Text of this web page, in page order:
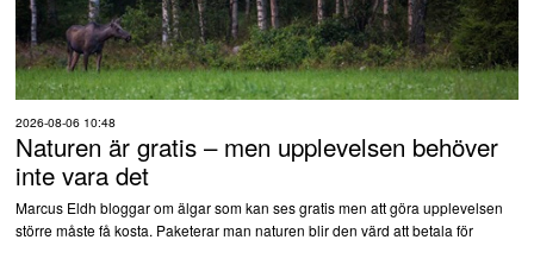
2026-08-06 10:48
Naturen är gratis – men upplevelsen behöver
inte vara det
Marcus Eldh bloggar om älgar som kan ses gratis men att göra upplevelsen
större måste få kosta. Paketerar man naturen blir den värd att betala för